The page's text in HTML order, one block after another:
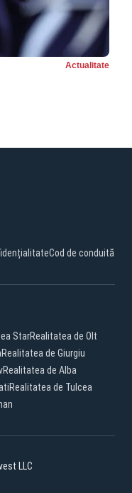
Actualitate
Cod de conduită
StarRealitatea de Olt
Realitatea de Giurgiu
Realitatea de Alba
Realitatea de Tulcea
LLC